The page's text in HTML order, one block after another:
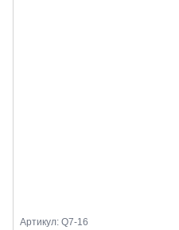
Артикул: Q7-16